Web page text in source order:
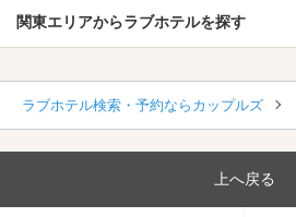
関東エリアからラブホテルを探す
ラブホテル検索・予約ならカップルズ
上へ戻る